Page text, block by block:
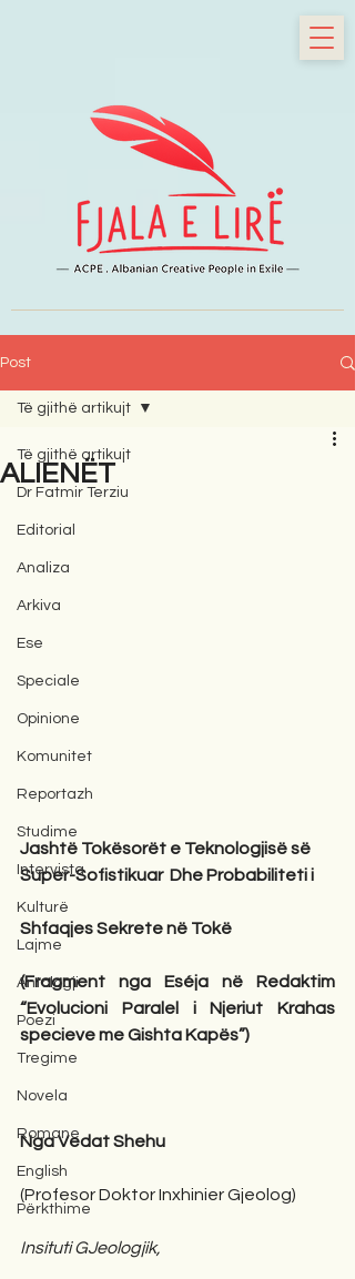
Post
Të gjithë artikujt
Dr Fatmir Terziu
Editorial
Analiza
Arkiva
Ese
Speciale
Opinione
Komunitet
Reportazh
Studime
Intervista
Kulturë
Lajme
Antologji
Poezi
Tregime
Novela
Romane
English
Përkthime
Të gjithë artikujt
ALIENËT
Jashtë Tokësorët e Teknologjisë së
Super-Sofistikuar  Dhe Probabiliteti i
Shfaqjes Sekrete në Tokë
(Fragment nga Eséja në Redaktim
“Evolucioni Paralel i Njeriut Krahas
specieve me Gishta Kapës”)
Nga Vedat Shehu
(Profesor Doktor Inxhinier Gjeolog)
Insituti GJeologjik,